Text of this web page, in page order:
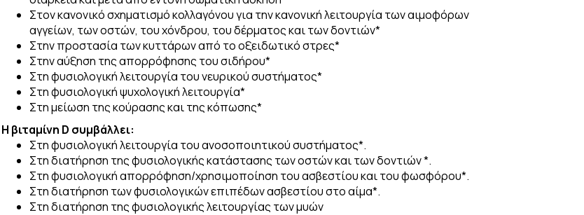
Στον κανονικό σχηµατισµό κολλαγόνου για την κανονική λειτουργία των αιµοφόρων
αγγείων, των οστών, του χόνδρου, του δέρµατος και των δοντιών*
Στην προστασία των κυττάρων από το οξειδωτικό στρες*
Στην αύξηση της απορρόφησης του σιδήρου*
Στη φυσιολογική λειτουργία του νευρικού συστήματος*
Στη φυσιολογική ψυχολογική λειτουργία*
Στη µείωση της κούρασης και της κόπωσης*
Η βιταμίνη D συμβάλλει:
Στη φυσιολογική λειτουργία του ανοσοποιητικού συστήματος*.
Στη διατήρηση της φυσιολογικής κατάστασης των οστών και των δοντιών *.
Στη φυσιολογική απορρόφηση/χρησιμοποίηση του ασβεστίου και του φωσφόρου*.
Στη διατήρηση των φυσιολογικών επιπέδων ασβεστίου στο αίμα*.
Στη διατήρηση της φυσιολογικής λειτουργίας των μυών